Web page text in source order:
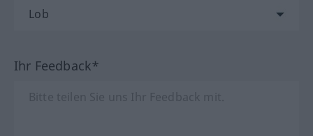
Ihr Feedback*